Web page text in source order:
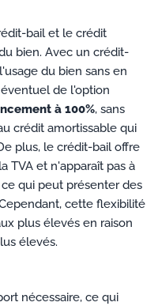
bail et le crédit
bien. Avec un crédit-
du bien sans en
de l'option
à 100%, sans
crédit amortissable qui
plus, le crédit-bail offre
TVA et n'apparaît pas à
qui peut présenter des
cette flexibilité
plus élevés en raison
élevés.
nécessaire, ce qui